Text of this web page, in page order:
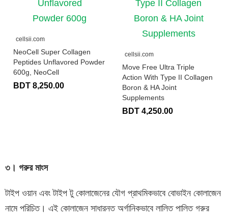
cellsii.com
NeoCell Super Collagen
Peptides Unflavored Powder
600g, NeoCell
BDT 8,250.00
cellsii.com
Move Free Ultra Triple
Action With Type II Collagen
Boron & HA Joint
Supplements
BDT 4,250.00
৩। গরুর মাংস
টাইপ ওয়ান এবং টাইপ টু কোলাজেনের যৌগ প্রাথমিকভাবে বোভাইন কোলাজেন
নামে পরিচিত। এই কোলাজেন সাধারনত অর্গানিকভাবে লালিত পালিত গরুর